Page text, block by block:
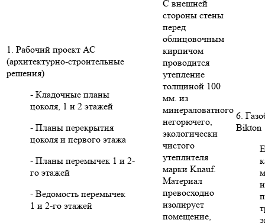
1. Рабочий проект АС
(архитектурно-строительные
решения)
- Кладочные планы
цоколя, 1 и 2 этажей
- Планы перекрытия
цоколя и первого этажа
- Планы перемычек 1 и 2-
го этажей
- Ведомость перемычек
1 и 2-го этажей
С внешней
стороны стены
перед
облицовочным
кирпичом
проводится
утепление
толщиной 100
мм. из
минераловатного
негорючего,
экологически
чистого
утеплителя
марки Knauf.
Материал
превосходно
изолирует
помещение,
6.
Bikton